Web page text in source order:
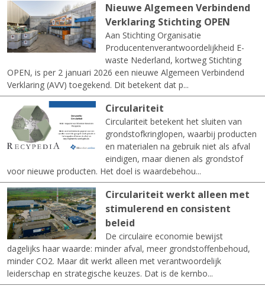
Nieuwe Algemeen Verbindend
Verklaring Stichting OPEN
Aan Stichting Organisatie
Producentenverantwoordelijkheid E-
waste Nederland, kortweg Stichting
OPEN, is per 2 januari 2026 een nieuwe Algemeen Verbindend
Verklaring (AVV) toegekend. Dit betekent dat p...
Circulariteit
Circulariteit betekent het sluiten van
grondstofkringlopen, waarbij producten
en materialen na gebruik niet als afval
eindigen, maar dienen als grondstof
voor nieuwe producten. Het doel is waardebehou...
Circulariteit werkt alleen met
stimulerend en consistent
beleid
De circulaire economie bewijst
dagelijks haar waarde: minder afval, meer grondstoffenbehoud,
minder CO2. Maar dit werkt alleen met verantwoordelijk
leiderschap en strategische keuzes. Dat is de kernbo...